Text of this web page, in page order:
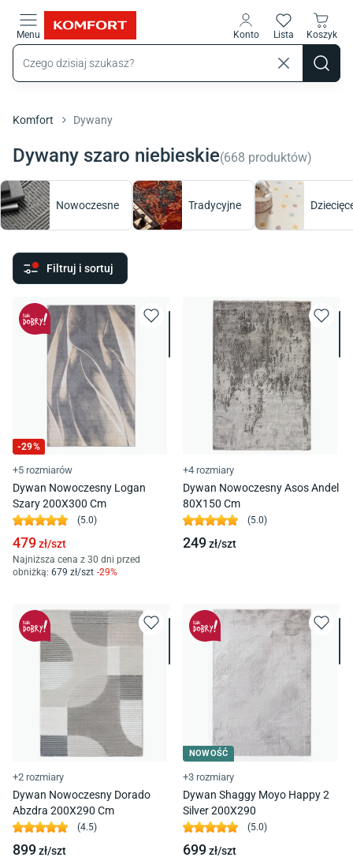
Menu Konto Lista Koszyk
Komfort Dywany
Dywany szaro niebieskie(668 produktów)
Nowoczesne Tradycyjne
Filtruj i sortuj
-29%
+5 rozmiarów
Dywan Nowoczesny Logan
Szary 200X300 Cm
(5.0)
479zł/szt
Najniższa cena z 30 dni przed
obniżką: 679 zł/szt -29%
+4 rozmiary
Dywan Nowoczesny Asos Andel
80X150 Cm
(5.0)
249zł/szt
+2 rozmiary
Dywan Nowoczesny Dorado
Abzdra 200X290 Cm
(4.5)
899zł/szt
NOWOŚĆ
+3 rozmiary
Dywan Shaggy Moyo Happy 2
Silver 200X290
(5.0)
699zł/szt